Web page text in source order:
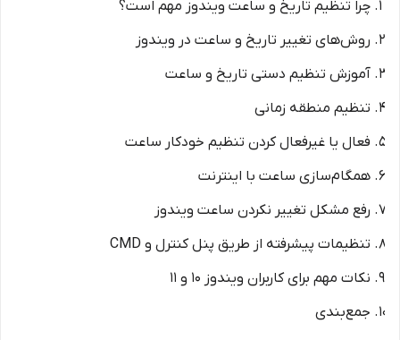
چرا تنظیم تاریخ و ساعت ویندوز مهم است؟
روش‌های تغییر تاریخ و ساعت در ویندوز
آموزش تنظیم دستی تاریخ و ساعت
تنظیم منطقه زمانی
فعال یا غیرفعال کردن تنظیم خودکار ساعت
همگام‌سازی ساعت با اینترنت
رفع مشکل تغییر نکردن ساعت ویندوز
تنظیمات پیشرفته از طریق پنل کنترل و CMD
نکات مهم برای کاربران ویندوز 10 و 11
جمع‌بندی